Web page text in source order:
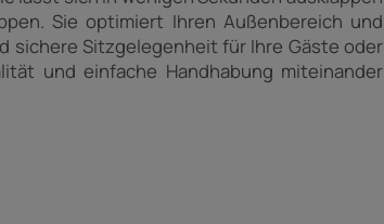
Sie optimiert Ihren Außenbereich und
sichere Sitzgelegenheit für Ihre Gäste oder
und einfache Handhabung miteinander